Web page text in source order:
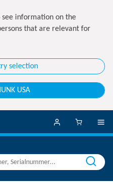
information on the
that are relevant for
selection
USA